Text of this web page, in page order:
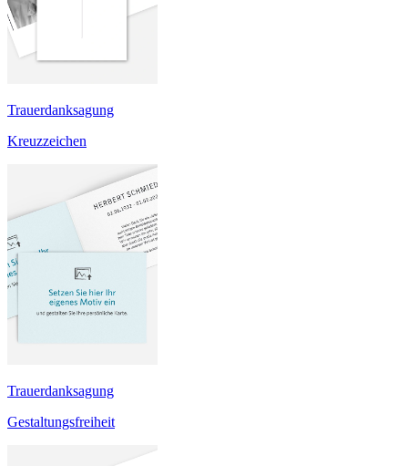
Trauerdanksagung
Kreuzzeichen
Trauerdanksagung
Gestaltungsfreiheit